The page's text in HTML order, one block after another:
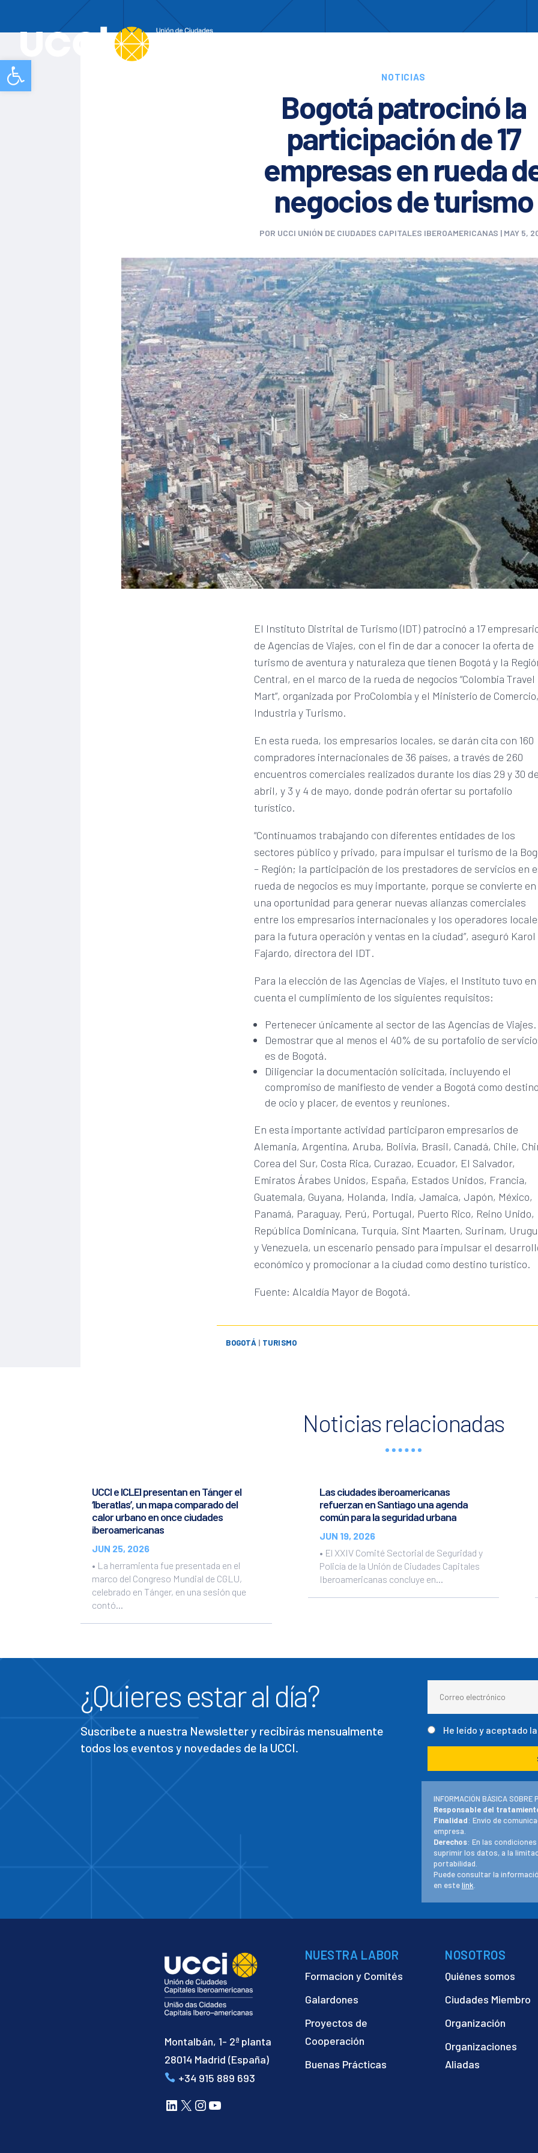
Abrir barra de herramientas NOTICIAS
Bogotá patrocinó la
participación de 17
empresas en rueda
negocios de turismo
POR UCCI UNIÓN DE CIUDADES CAPITALES IBEROAMERICANAS | MAY 5,
El Instituto Distrital de Turismo (IDT) patrocinó a 17
de Agencias de Viajes, con el fin de dar a conocer la oferta de
turismo de aventura y naturaleza que tienen Bogotá y la
Central, en el marco de la rueda de negocios “Colombia Travel
Mart”, organizada por ProColombia y el Ministerio de Comercio,
Industria y Turismo.
En esta rueda, los empresarios locales, se darán cita con 160
compradores internacionales de 36 países, a través de 260
encuentros comerciales realizados durante los días 29 y 30 de
abril, y 3 y 4 de mayo, donde podrán ofertar su portafolio
turístico.
“Continuamos trabajando con diferentes entidades de los
sectores público y privado, para impulsar el turismo de la
– Región; la participación de los prestadores de servicios en
rueda de negocios es muy importante, porque se convierte en
una oportunidad para generar nuevas alianzas comerciales
entre los empresarios internacionales y los operadores
para la futura operación y ventas en la ciudad”, aseguró Karol
Fajardo, directora del IDT.
Para la elección de las Agencias de Viajes, el Instituto tuvo en
cuenta el cumplimiento de los siguientes requisitos:
Pertenecer únicamente al sector de las Agencias de Viajes.
Demostrar que al menos el 40% de su portafolio de
es de Bogotá.
Diligenciar la documentación solicitada, incluyendo el
compromiso de manifiesto de vender a Bogotá como destino
de ocio y placer, de eventos y reuniones.
En esta importante actividad participaron empresarios de
Alemania, Argentina, Aruba, Bolivia, Brasil, Canadá, Chile,
Corea del Sur, Costa Rica, Curazao, Ecuador, El Salvador,
Emiratos Árabes Unidos, España, Estados Unidos, Francia,
Guatemala, Guyana, Holanda, India, Jamaica, Japón, México,
Panamá, Paraguay, Perú, Portugal, Puerto Rico, Reino Unido,
República Dominicana, Turquía, Sint Maarten, Surinam,
y Venezuela, un escenario pensado para impulsar el
económico y promocionar a la ciudad como destino turístico.
Fuente: Alcaldía Mayor de Bogotá.
BOGOTÁ| TURISMO
Noticias relacionadas
UCCI e ICLEI presentan en Tánger el
‘Iberatlas’, un mapa comparado del
calor urbano en once ciudades
iberoamericanas
JUN 25, 2026
• La herramienta fue presentada en el
marco del Congreso Mundial de CGLU,
celebrado en Tánger, en una sesión que
contó...
Las ciudades iberoamericanas
refuerzan en Santiago una agenda
común para la seguridad urbana
JUN 19, 2026
• El XXIV Comité Sectorial de Seguridad y
Policía de la Unión de Ciudades Capitales
Iberoamericanas concluye en...
¿Quieres estar al día?
Suscríbete a nuestra Newsletter y recibirás mensualmente
todos los eventos y novedades de la UCCI.
He leído y aceptado la
INFORMACIÓN BÁSICA SOBRE
Responsable del
Finalidad: Envío de
empresa.
Derechos: En las
suprimir los datos, a la
portabilidad.
Puede consultar la
en estelink
Montalbán, 1- 2ª planta
28014 Madrid (España)
+34 915 889 693
LinkedIn
X Instagram
YouTube
NUESTRA LABOR
Formacion y Comités
Galardones
Proyectos de
Cooperación
Buenas Prácticas
NOSOTROS
Quiénes somos
Ciudades Miembro
Organización
Organizaciones
Aliadas